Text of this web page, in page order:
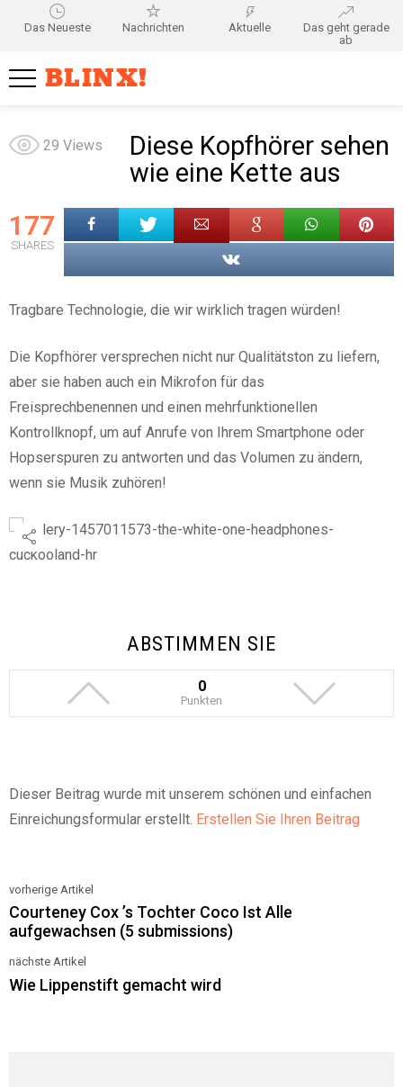
Das Neueste Nachrichten Aktuelle
Das geht gerade
ab
BLINX!
29 Views
Diese Kopfhörer sehen
wie eine Kette aus
177
SHARES
Tragbare Technologie, die wir wirklich tragen würden!
Die Kopfhörer versprechen nicht nur Qualitätston zu liefern,
aber sie haben auch ein Mikrofon für das
Freisprechbenennen und einen mehrfunktionellen
Kontrollknopf, um auf Anrufe von Ihrem Smartphone oder
Hopserspuren zu antworten und das Volumen zu ändern,
wenn sie Musik zuhören!
ABSTIMMEN SIE
0
Punkten
Dieser Beitrag wurde mit unserem schönen und einfachen
Einreichungsformular erstellt. Erstellen Sie Ihren Beitrag
See
more
vorherige Artikel
Courteney Cox ’s Tochter Coco Ist Alle
aufgewachsen (5 submissions)
nächste Artikel
Wie Lippenstift gemacht wird